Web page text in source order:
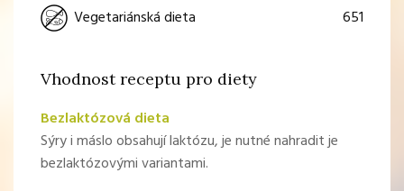
Vegetariánská dieta
651
Vhodnost receptu pro diety
Bezlaktózová dieta
Sýry i máslo obsahují laktózu, je nutné nahradit je
bezlaktózovými variantami.